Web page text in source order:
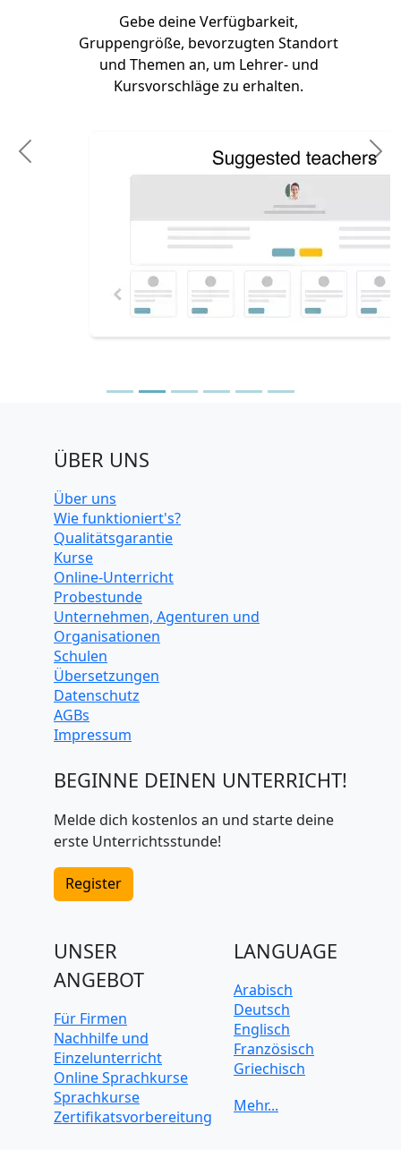
Gebe deine Verfügbarkeit,
Gruppengröße, bevorzugten Standort
und Themen an, um Lehrer- und
Kursvorschläge zu erhalten.
Previous
ÜBER UNS
Über uns
Wie funktioniert's?
Qualitätsgarantie
Kurse
Online-Unterricht
Probestunde
Unternehmen, Agenturen und
Organisationen
Schulen
Übersetzungen
Datenschutz
AGBs
Impressum
BEGINNE DEINEN UNTERRICHT!
Melde dich kostenlos an und starte deine
erste Unterrichtsstunde!
Register
UNSER
ANGEBOT
Für Firmen
Nachhilfe und
Einzelunterricht
Online Sprachkurse
Sprachkurse
Zertifikatsvorbereitung
LANGUAGE
Arabisch
Deutsch
Englisch
Französisch
Griechisch
Japanisch